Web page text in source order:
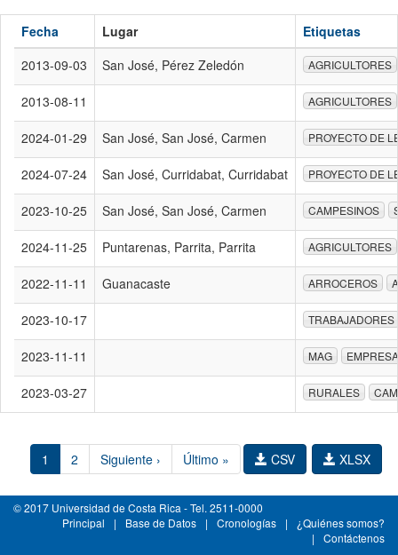
Fecha Lugar
Etiquetas
2013-09-03
San José, Pérez Zeledón AGRICULTORES
2013-08-11 AGRICULTORES
2024-01-29 San José, San José, Carmen PROYECTO DE
2024-07-24 San José, Curridabat, Curridabat PROYECTO DE
2023-10-25 San José, San José, Carmen CAMPESINOS
2024-11-25 Puntarenas, Parrita, Parrita AGRICULTORES
2022-11-11 Guanacaste ARROCEROS
2023-10-17 TRABAJADORES
2023-11-11 MAG
2023-03-27 RURALES
1 2 Siguiente › Último » XLSX
CSV
© 2017 Universidad de Costa Rica - Tel. 2511-0000
Principal
| Base de Datos | Cronologías |
¿Quiénes somos?
|
Contáctenos